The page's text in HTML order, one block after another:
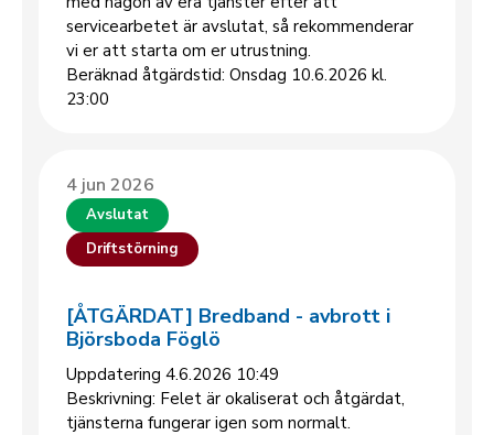
servicearbetet är avslutat, så rekommenderar
vi er att starta om er utrustning.
Beräknad åtgärdstid: Onsdag 10.6.2026 kl.
23:00
4 jun 2026
Avslutat
Driftstörning
[ÅTGÄRDAT] Bredband - avbrott i
Björsboda Föglö
Uppdatering 4.6.2026 10:49
Beskrivning: Felet är okaliserat och åtgärdat,
tjänsterna fungerar igen som normalt.